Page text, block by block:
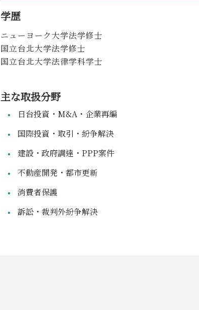
学歴
ニューヨーク大学法学修士
国立台北大学法学修士
国立台北大学法律学科学士
主な取扱分野
日台投資・M&A・企業再編
国際投資・取引・紛争解決
建設・政府調達・PPP案件
不動産開発・都市更新
消費者保護
訴訟・裁判外紛争解決